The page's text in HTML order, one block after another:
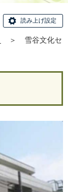
読み上げ設定
＞
雪谷文化セ